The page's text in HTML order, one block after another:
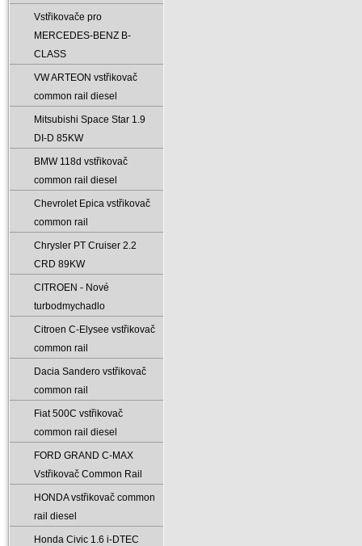
Vstřikovače pro
MERCEDES-BENZ B-
CLASS
VW ARTEON vstřikovač
common rail diesel
Mitsubishi Space Star 1.9
DI-D 85KW
BMW 118d vstřikovač
common rail diesel
Chevrolet Epica vstřikovač
common rail
Chrysler PT Cruiser 2.2
CRD 89KW
CITROEN - Nové
turbodmychadlo
Citroen C-Elysee vstřikovač
common rail
Dacia Sandero vstřikovač
common rail
Fiat 500C vstřikovač
common rail diesel
FORD GRAND C-MAX
Vstřikovač Common Rail
HONDA vstřikovač common
rail diesel
Honda Civic 1.6 i-DTEC